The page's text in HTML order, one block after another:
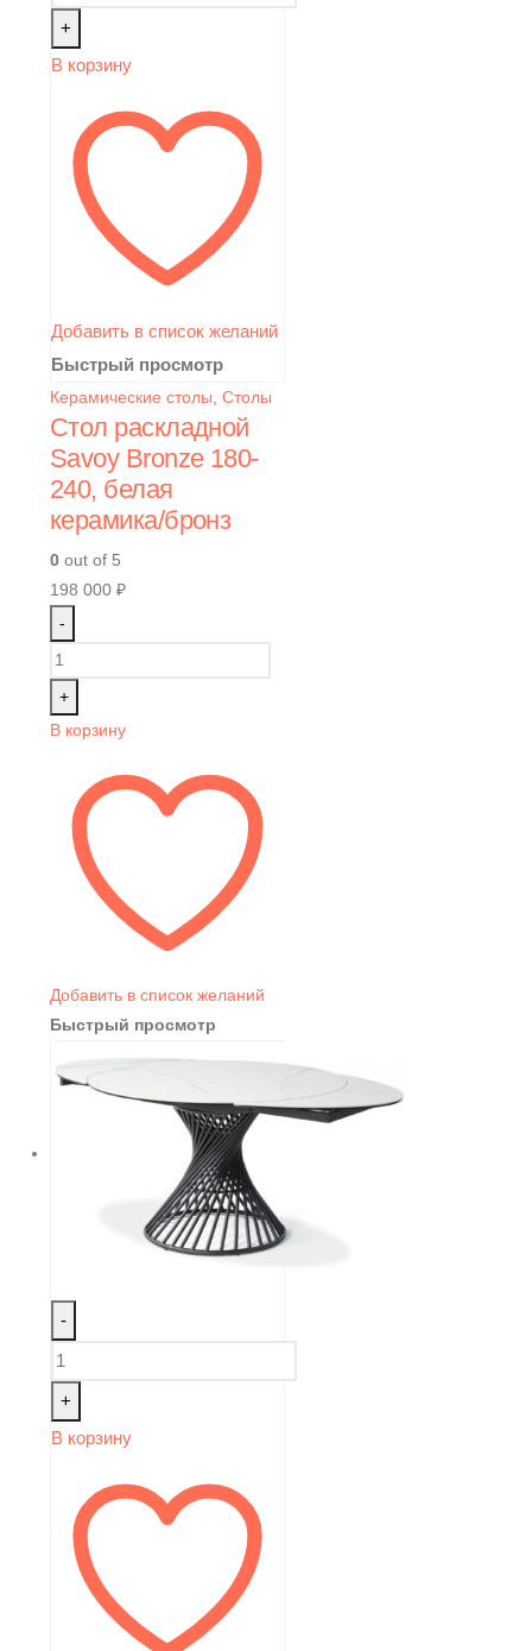
+
В корзину
Добавить в список желаний
Быстрый просмотр
Керамические столы Столы
Стол раскладной
Savoy Bronze 180-
240, белая
керамика/бронз
0 out of 5
198 000 ₽
-
+
В корзину
Добавить в список желаний
Быстрый просмотр
-
+
В корзину